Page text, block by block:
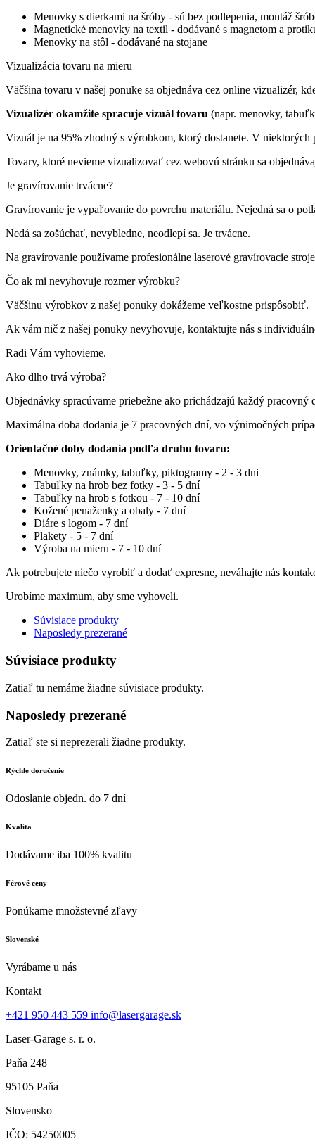
Menovky s dierkami na šróby - sú bez podlepenia, montáž
Magnetické menovky na textil - dodávané s magnetom a
Menovky na stôl - dodávané na stojane
Vizualizácia tovaru na mieru
Väčšina tovaru v našej ponuke sa objednáva cez online vizualizér,
Vizualizér okamžite spracuje vizuál tovaru (napr. menovky,
Vizuál je na 95% zhodný s výrobkom, ktorý dostanete. V
Tovary, ktoré nevieme vizualizovať cez webovú stránku sa
Je gravírovanie trvácne?
Gravírovanie je vypaľovanie do povrchu materiálu. Nejedná sa o
Nedá sa zošúchať, nevybledne, neodlepí sa. Je trvácne.
Na gravírovanie používame profesionálne laserové gravírovacie
Čo ak mi nevyhovuje rozmer výrobku?
Väčšinu výrobkov z našej ponuky dokážeme veľkostne prispôsobiť.
Ak vám nič z našej ponuky nevyhovuje, kontaktujte nás s
Radi Vám vyhovieme.
Ako dlho trvá výroba?
Objednávky spracúvame priebežne ako prichádzajú každý pracovný
Maximálna doba dodania je 7 pracovných dní, vo výnimočných
Orientačné doby dodania podľa druhu tovaru:
Menovky, známky, tabuľky, piktogramy - 2 - 3 dni
Tabuľky na hrob bez fotky - 3 - 5 dní
Tabuľky na hrob s fotkou - 7 - 10 dní
Kožené penaženky a obaly - 7 dní
Diáre s logom - 7 dní
Plakety - 5 - 7 dní
Výroba na mieru - 7 - 10 dní
Ak potrebujete niečo vyrobiť a dodať expresne, neváhajte nás
Urobíme maximum, aby sme vyhoveli.
Súvisiace produkty
Naposledy prezerané
Súvisiace produkty
Zatiaľ tu nemáme žiadne súvisiace produkty.
Naposledy prezerané
Zatiaľ ste si neprezerali žiadne produkty.
Rýchle doručenie
Odoslanie objedn. do 7 dní
Kvalita
Dodávame iba 100% kvalitu
Férové ceny
Ponúkame množstevné zľavy
Slovenské
Vyrábame u nás
Kontakt
+421 950 443 559 info@lasergarage.sk
Laser-Garage s. r. o.
Paňa 248
95105 Paňa
Slovensko
IČO: 54250005